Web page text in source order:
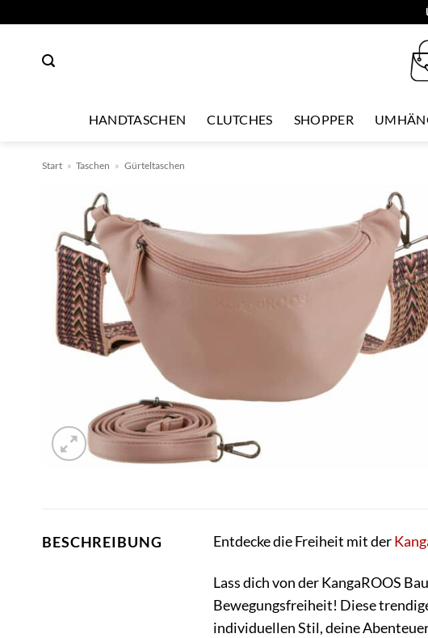
springen
HANDTASCHEN CLUTCHES SHOPPER
Start » Taschen » Gürteltaschen
BESCHREIBUNG Entdecke die Freiheit mit der
Lass dich von der KangaROOS
Bewegungsfreiheit! Diese
individuellen Stil, deine